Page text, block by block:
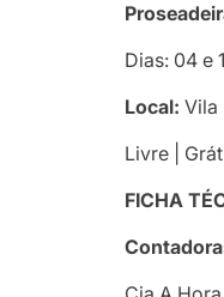
Dias: 04 e
Local: Vila
Livre |
FICHA